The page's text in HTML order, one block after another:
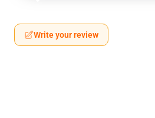
Write your review